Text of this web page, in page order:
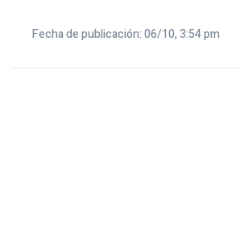
Fecha de publicación: 06/10, 3:54 pm